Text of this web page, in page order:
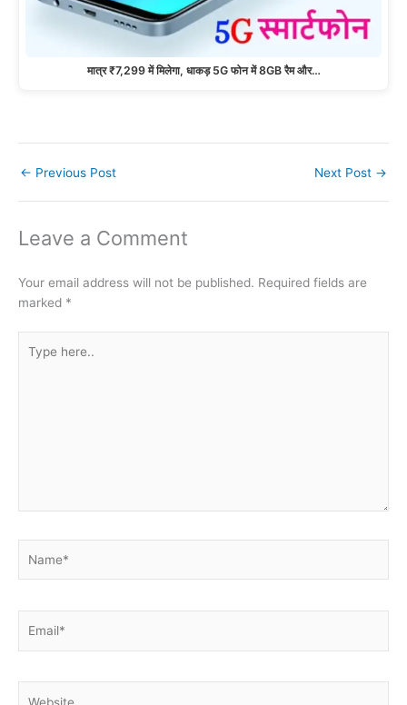
मात्र ₹7,299 में मिलेगा, धाकड़ 5G फोन में 8GB रैम और…
← Previous Post Next Post →
Leave a Comment
Your email address will not be published. Required fields are
marked *
here..